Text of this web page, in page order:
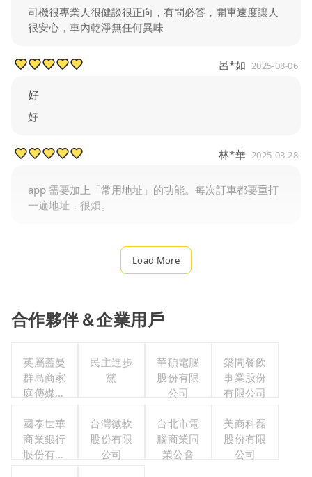
司機很專業人很健談很正向，有問必答，開車速度讓人
很安心，車內乾淨無任何異味
呂*如 2025-08-06
好
好
林*華 2025-03-28
app 需要加上「常用地址」的功能。每次訂車都要重打
一遍地址，很煩。
Load More
合作夥伴＆企業用戶
英屬蓋曼
群島商家
庭傳媒股
司城邦分
公司
民主進步
黨
華碩電腦
股份有限
公司
築間餐飲
事業股份
有限公司
國泰世華
商業銀行
股份有限
台灣微軟
股份有限
公司
台北市電
腦商業同
業公會
美商科磊
股份有限
公司